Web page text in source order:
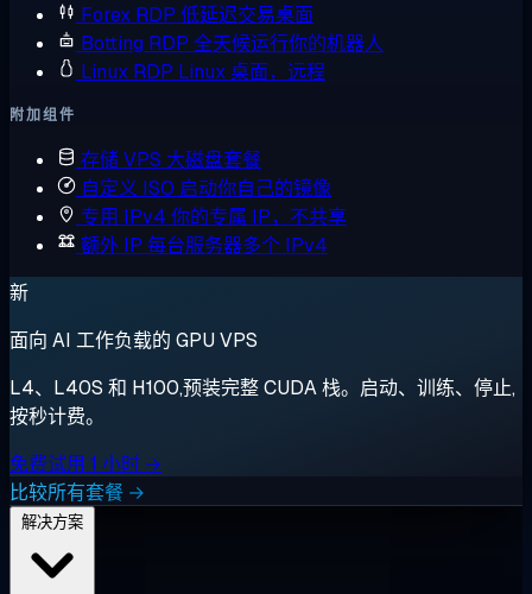
Forex RDP 低延迟交易桌面
Botting RDP 全天候运行你的机器人
Linux RDP Linux 桌面，远程
附加组件
存储 VPS 大磁盘套餐
自定义 ISO 启动你自己的镜像
专用 IPv4 你的专属 IP，不共享
额外 IP 每台服务器多个 IPv4
新
面向 AI 工作负载的 GPU VPS
L4、L40S 和 H100,预装完整 CUDA 栈。启动、训练、停止,
按秒计费。
免费试用 1 小时 →
比较所有套餐 →